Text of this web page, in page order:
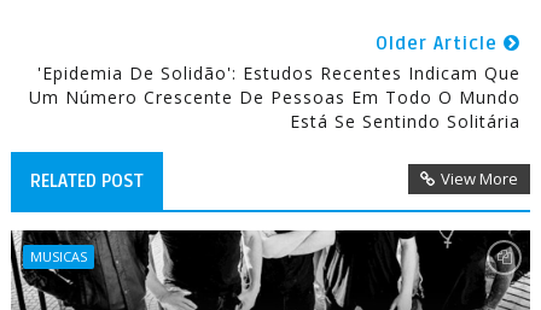
Older Article
'Epidemia De Solidão': Estudos Recentes Indicam Que
Um Número Crescente De Pessoas Em Todo O Mundo
Está Se Sentindo Solitária
RELATED POST View More
MUSICAS